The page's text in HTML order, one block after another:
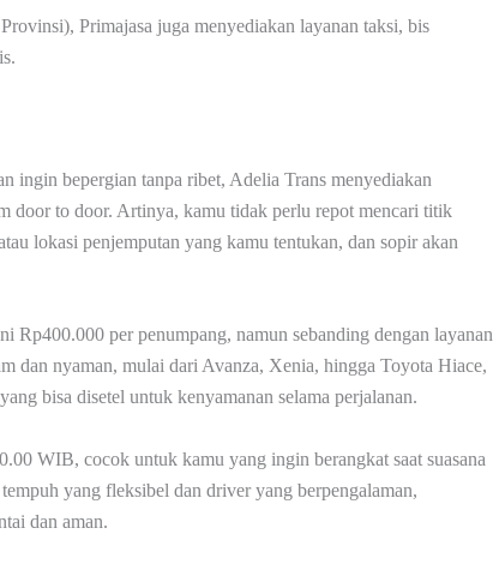
Primajasa juga menyediakan layanan taksi, bis
ingin bepergian tanpa ribet, Adelia Trans menyediakan
door to door. Artinya, kamu tidak perlu repot mencari titik
lokasi penjemputan yang kamu tentukan, dan sopir akan
per penumpang, namun sebanding dengan layanan
dan nyaman, mulai dari Avanza, Xenia, hingga Toyota Hiace,
bisa disetel untuk kenyamanan selama perjalanan.
WIB, cocok untuk kamu yang ingin berangkat saat suasana
yang fleksibel dan driver yang berpengalaman,
dan aman.